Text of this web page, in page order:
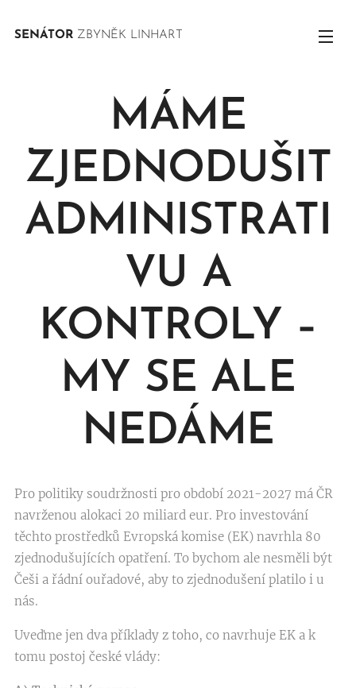
SENÁTOR ZBYNĚK LINHART
MÁME
ZJEDNODUŠIT
ADMINISTRATI
VU A
KONTROLY –
MY SE ALE
NEDÁME
Pro politiky soudržnosti pro období 2021-2027 má ČR
navrženou alokaci 20 miliard eur. Pro investování
těchto prostředků Evropská komise (EK) navrhla 80
zjednodušujících opatření. To bychom ale nesměli být
Češi a řádní ouřadové, aby to zjednodušení platilo i u
nás.
Uveďme jen dva příklady z toho, co navrhuje EK a k
tomu postoj české vlády: